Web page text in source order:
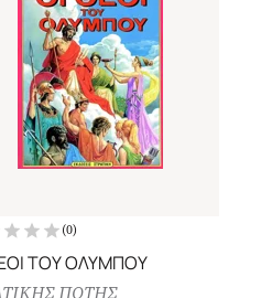
(0)
ΤΟΥ ΟΛΥΜΠΟΥ
ΠΟΤΗΣ